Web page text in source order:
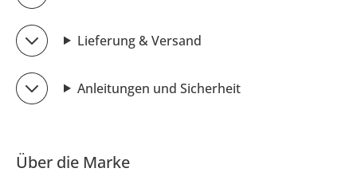
Lieferung & Versand
Anleitungen und Sicherheit
Über die Marke